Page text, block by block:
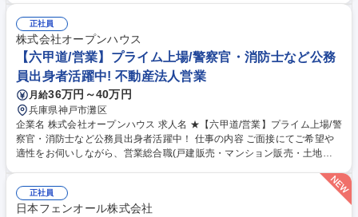
対策■内定後のフォロー等 ※月間の面談数は目安30～50名程度。 【キャ
リアプラン】転職支援アドバイザーとして活躍した後も様々な業務にチャ
レンジできます◎例:マネージャー業務（予実管理/業務設計/課題分析と営
業戦略の策定等）新規事業開発（事業計画の策定/検証/管理）等 募集職種
港区【キャリアアドバイザー】フレックスで柔軟な働き方★未経験歓迎
正社員
株式会社オープンハウス
【六甲道/営業】プライム上場/警察官・消防士など公務
員出身者活躍中! 不動産法人営業
月給36万円～40万円
兵庫県神戸市灘区
企業名 株式会社オープンハウス 求人名 ★【六甲道/営業】プライム上場/警
察官・消防士など公務員出身者活躍中！ 仕事の内容 ご面接にてご希望や
適性をお伺いしながら、営業総合職(戸建販売・マンション販売・土地仕
85%以上が年収アップを実現！圧倒的な企業の成長から現在年間400名の
キャリア採用実施中！今チャンスを掴みませんか？■2025年4月から営業
正社員
日本フェンオール株式会社